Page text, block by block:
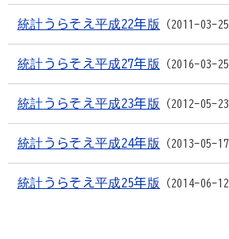
統計うらそえ平成22年版 2011-03-25
統計うらそえ平成27年版 2016-03-25
統計うらそえ平成23年版 2012-05-23
統計うらそえ平成24年版 2013-05-17
統計うらそえ平成25年版 2014-06-12